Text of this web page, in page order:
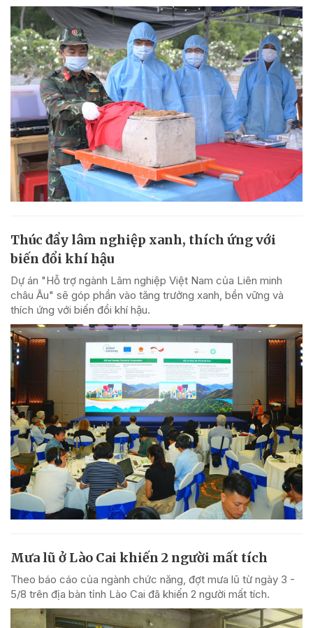
Thúc đẩy lâm nghiệp xanh, thích ứng với
biến đổi khí hậu
Dự án "Hỗ trợ ngành Lâm nghiệp Việt Nam của Liên minh
châu Âu" sẽ góp phần vào tăng trưởng xanh, bền vững và
thích ứng với biến đổi khí hậu.
Mưa lũ ở Lào Cai khiến 2 người mất tích
Theo báo cáo của ngành chức năng, đợt mưa lũ từ ngày 3 -
5/8 trên địa bàn tỉnh Lào Cai đã khiến 2 người mất tích.